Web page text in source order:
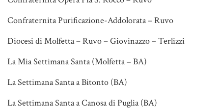
Confraternita Purificazione-Addolorata – Ruvo
Diocesi di Molfetta – Ruvo – Giovinazzo – Terlizzi
La Mia Settimana Santa (Molfetta – BA)
La Settimana Santa a Bitonto (BA)
La Settimana Santa a Canosa di Puglia (BA)